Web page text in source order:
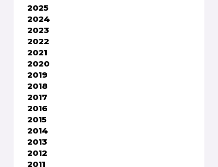
2025
2024
2023
2022
2021
2020
2019
2018
2017
2016
2015
2014
2013
2012
2011